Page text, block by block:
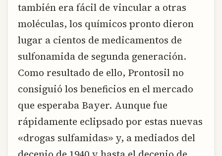
también era fácil de vincular a otras
moléculas, los químicos pronto dieron
lugar a cientos de medicamentos de
sulfonamida de segunda generación.
Como resultado de ello, Prontosil no
consiguió los beneficios en el mercado
que esperaba Bayer. Aunque fue
rápidamente eclipsado por estas nuevas
«drogas sulfamidas» y, a mediados del